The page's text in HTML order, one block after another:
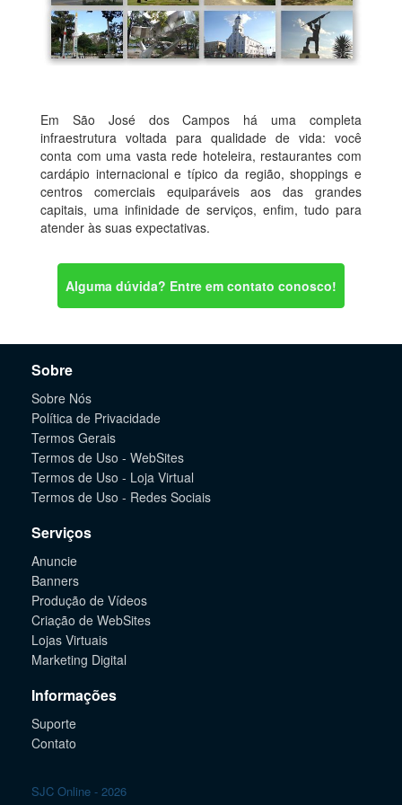
Em São José dos Campos há uma completa
infraestrutura voltada para qualidade de vida: você
conta com uma vasta rede hoteleira, restaurantes com
cardápio internacional e típico da região, shoppings e
centros comerciais equiparáveis aos das grandes
capitais, uma infinidade de serviços, enfim, tudo para
atender às suas expectativas.
Alguma dúvida? Entre em contato conosco!
Sobre
Sobre Nós
Política de Privacidade
Termos Gerais
Termos de Uso - WebSites
Termos de Uso - Loja Virtual
Termos de Uso - Redes Sociais
Serviços
Anuncie
Banners
Produção de Vídeos
Criação de WebSites
Lojas Virtuais
Marketing Digital
Informações
Suporte
Contato
SJC Online - 2026